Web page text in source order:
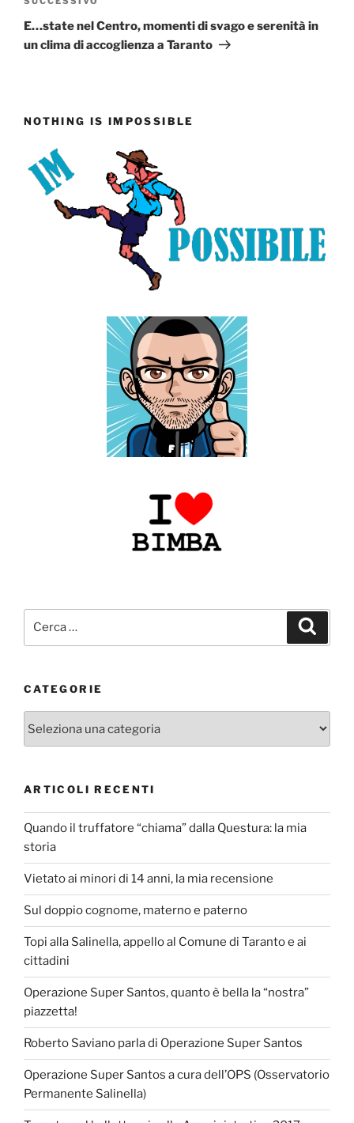
successivo
E…state nel Centro, momenti di svago e serenità in
un clima di accoglienza a Taranto
NOTHING IS IMPOSSIBLE
CATEGORIE
ARTICOLI RECENTI
Quando il truffatore “chiama” dalla Questura: la mia
storia
Vietato ai minori di 14 anni, la mia recensione
Sul doppio cognome, materno e paterno
Topi alla Salinella, appello al Comune di Taranto e ai
cittadini
Operazione Super Santos, quanto è bella la “nostra”
piazzetta!
Roberto Saviano parla di Operazione Super Santos
Operazione Super Santos a cura dell’OPS (Osservatorio
Permanente Salinella)